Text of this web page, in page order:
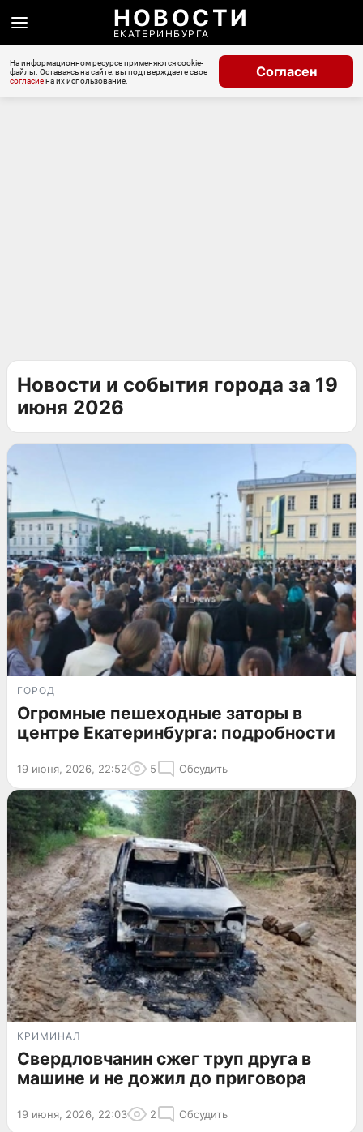
НОВОСТИ
ЕКАТЕРИНБУРГА
На информационном ресурсе применяются cookie-
файлы. Оставаясь на сайте, вы подтверждаете свое
согласиена их использование.
Согласен
Новости и события города за 19
июня 2026
ГОРОД
Огромные пешеходные заторы в
центре Екатеринбурга: подробности
19 июня, 2026, 22:52 5 Обсудить
КРИМИНАЛ
Свердловчанин сжег труп друга в
машине и не дожил до приговора
19 июня, 2026, 22:03 2 Обсудить